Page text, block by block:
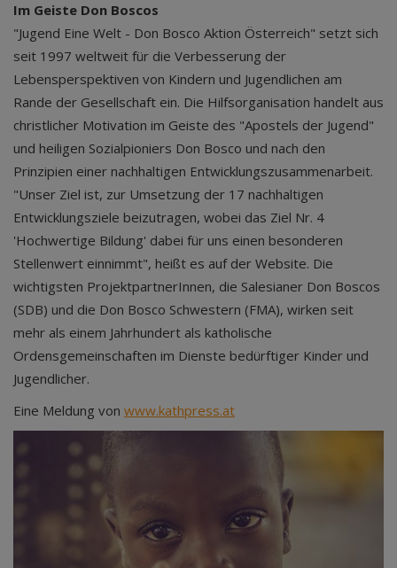
Im Geiste Don Boscos
"Jugend Eine Welt - Don Bosco Aktion Österreich" setzt sich
seit 1997 weltweit für die Verbesserung der
Lebensperspektiven von Kindern und Jugendlichen am
Rande der Gesellschaft ein. Die Hilfsorganisation handelt aus
christlicher Motivation im Geiste des "Apostels der Jugend"
und heiligen Sozialpioniers Don Bosco und nach den
Prinzipien einer nachhaltigen Entwicklungszusammenarbeit.
"Unser Ziel ist, zur Umsetzung der 17 nachhaltigen
Entwicklungsziele beizutragen, wobei das Ziel Nr. 4
'Hochwertige Bildung' dabei für uns einen besonderen
Stellenwert einnimmt", heißt es auf der Website. Die
wichtigsten ProjektpartnerInnen, die Salesianer Don Boscos
(SDB) und die Don Bosco Schwestern (FMA), wirken seit
mehr als einem Jahrhundert als katholische
Ordensgemeinschaften im Dienste bedürftiger Kinder und
Jugendlicher.
Eine Meldung von www.kathpress.at